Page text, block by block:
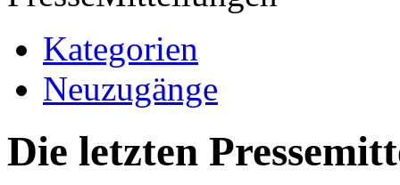
Kategorien
Neuzugänge
Die letzten